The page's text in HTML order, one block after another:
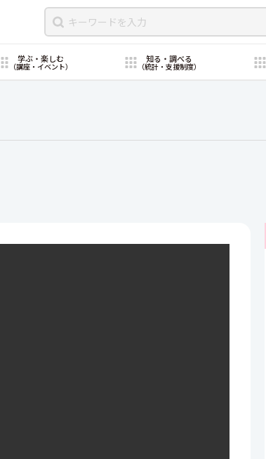
学ぶ・楽しむ
（講座・イベント）
知る・調べる
（統計・支援制度）